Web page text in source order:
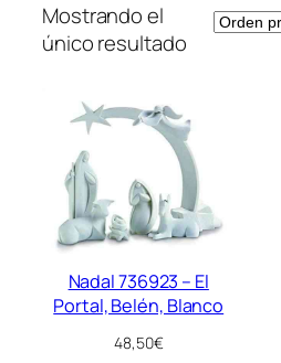
Mostrando el
único resultado
Nadal 736923 – El
Portal, Belén, Blanco
48,50€